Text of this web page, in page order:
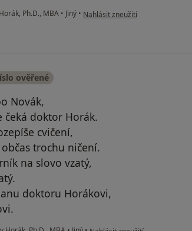
Ph.D., MBA • Jiný • podle názoru uživatele Novák F.
Nahlásit zneužití
ověřené
Novák,
čeká doktor Horák.
cvičení,
trochu ničení.
na slovo vzatý,
doktoru Horákovi,
podle názoru uživatele Čestmír